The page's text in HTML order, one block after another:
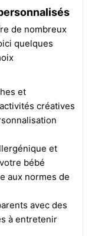
de nombreux
quelques
et
créatives
et
bébé
aux normes de
avec des
à entretenir